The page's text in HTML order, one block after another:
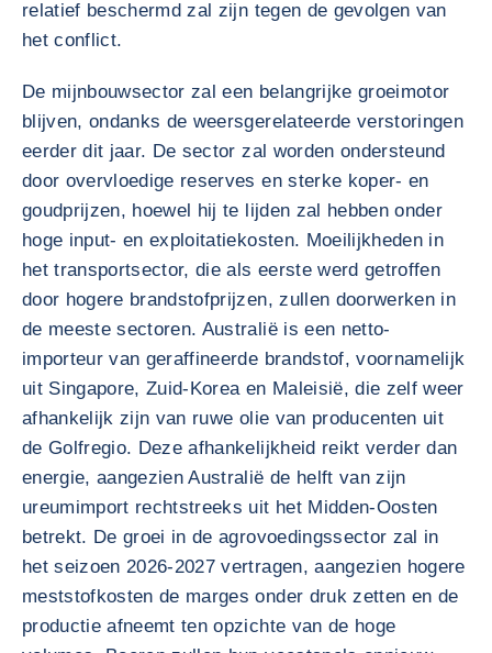
relatief beschermd zal zijn tegen de gevolgen van
het conflict.
De mijnbouwsector zal een belangrijke groeimotor
blijven, ondanks de weersgerelateerde verstoringen
eerder dit jaar. De sector zal worden ondersteund
door overvloedige reserves en sterke koper- en
goudprijzen, hoewel hij te lijden zal hebben onder
hoge input- en exploitatiekosten. Moeilijkheden in
het transportsector, die als eerste werd getroffen
door hogere brandstofprijzen, zullen doorwerken in
de meeste sectoren. Australië is een netto-
importeur van geraffineerde brandstof, voornamelijk
uit Singapore, Zuid-Korea en Maleisië, die zelf weer
afhankelijk zijn van ruwe olie van producenten uit
de Golfregio. Deze afhankelijkheid reikt verder dan
energie, aangezien Australië de helft van zijn
ureumimport rechtstreeks uit het Midden-Oosten
betrekt. De groei in de agrovoedingssector zal in
het seizoen 2026-2027 vertragen, aangezien hogere
meststofkosten de marges onder druk zetten en de
productie afneemt ten opzichte van de hoge